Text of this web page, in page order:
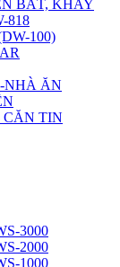
BÁT, KHAY
818
100)
NHÀ ĂN
CĂN TIN
3000
2000
1000